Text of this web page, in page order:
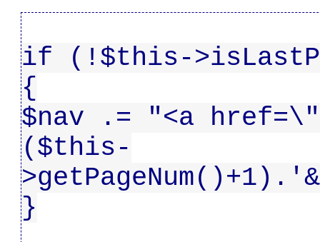
if (!$this-
{
$nav .= "<a
($this-
}